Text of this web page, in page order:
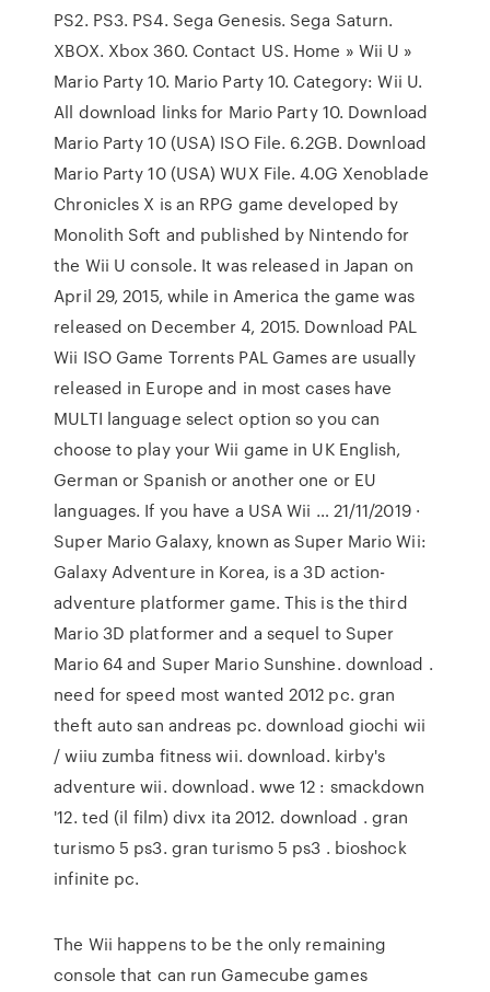
PS2. PS3. PS4. Sega Genesis. Sega Saturn.
XBOX. Xbox 360. Contact US. Home » Wii U »
Mario Party 10. Mario Party 10. Category: Wii U.
All download links for Mario Party 10. Download
Mario Party 10 (USA) ISO File. 6.2GB. Download
Mario Party 10 (USA) WUX File. 4.0G Xenoblade
Chronicles X is an RPG game developed by
Monolith Soft and published by Nintendo for
the Wii U console. It was released in Japan on
April 29, 2015, while in America the game was
released on December 4, 2015. Download PAL
Wii ISO Game Torrents PAL Games are usually
released in Europe and in most cases have
MULTI language select option so you can
choose to play your Wii game in UK English,
German or Spanish or another one or EU
languages. If you have a USA Wii … 21/11/2019 ·
Super Mario Galaxy, known as Super Mario Wii:
Galaxy Adventure in Korea, is a 3D action-
adventure platformer game. This is the third
Mario 3D platformer and a sequel to Super
Mario 64 and Super Mario Sunshine. download .
need for speed most wanted 2012 pc. gran
theft auto san andreas pc. download giochi wii
/ wiiu zumba fitness wii. download. kirby's
adventure wii. download. wwe 12 : smackdown
'12. ted (il film) divx ita 2012. download . gran
turismo 5 ps3. gran turismo 5 ps3 . bioshock
infinite pc.
The Wii happens to be the only remaining
console that can run Gamecube games